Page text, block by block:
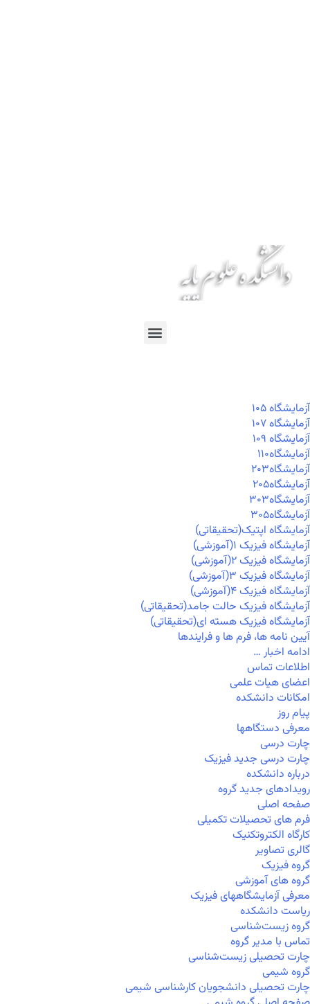
آزمايشگاه ۱۰۵
آزمايشگاه ۱۰۷
آزمايشگاه ۱۰۹
آزمايشگاه۱۱۰
آزمايشگاه۲۰۳
آزمايشگاه۲۰۵
آزمايشگاه۳۰۳
آزمايشگاه۳۰۵
آزمایشگاه اپتیک(تحقیقاتی)
آزمایشگاه فیزیک ۱(آموزشی)
آزمایشگاه فیزیک ۲(آموزشی)
آزمایشگاه فیزیک ۳(آموزشی)
آزمایشگاه فیزیک ۴(آموزشی)
آزمایشگاه فیزیک حالت جامد(تحقیقاتی)
آزمایشگاه فیزیک هسته ای(تحقیقاتی)
آیین نامه ها، فرم ها و فرایندها
ادامه اخبار …
اطلاعات تماس
اعضای هیات علمی
امکانات دانشکده
پیام روز
معرفی دستگاهها
چارت درسی
چارت درسی جدید فیزیک
درباره دانشکده
رویدادهای جدید گروه
صفحه اصلی
فرم های تحصیلات تکمیلی
کارگاه الکتروتکنیک
گالری تصاویر
گروه فیزیک
گروه های آموزشی
معرفی آزمایشگاههای فیزیک
ریاست دانشکده
گروه زیست‌شناسی
تماس با مدیر گروه
چارت تحصیلی زیست‌شناسی
گروه شیمی
چارت تحصیلی دانشجویان کارشناسی شیمی